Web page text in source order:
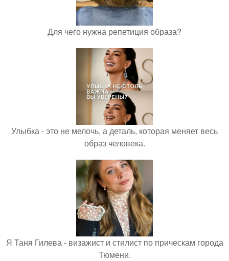
Для чего нужна репетиция образа?
Улыбка - это не мелочь, а деталь, которая меняет весь
образ человека.
Я Таня Гилева - визажист и стилист по прическам города
Тюмени.